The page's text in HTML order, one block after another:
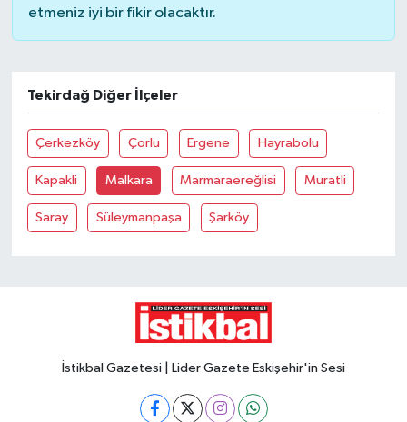
etmeniz iyi bir fikir olacaktır.
Tekirdağ Diğer İlçeler
Çerkezköy Çorlu Ergene Hayrabolu
Kapakli Malkara Marmaraereğlisi Muratli
Saray Süleymanpaşa Şarköy
İstikbal Gazetesi | Lider Gazete Eskişehir'in Sesi